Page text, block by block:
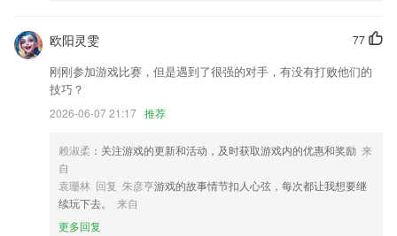
优化修改。
77
欧阳灵雯
刚刚参加游戏比赛，但是遇到了很强的对手，有没有打败他们的
技巧？
2026-06-07 21:17 推荐
赖淑柔 ：关注游戏的更新和活动，及时获取游戏内的优惠和奖励 来
自
袁珊林 回复 朱彦亨游戏的故事情节扣人心弦，每次都让我想要继
续玩下去。
来自
更多回复